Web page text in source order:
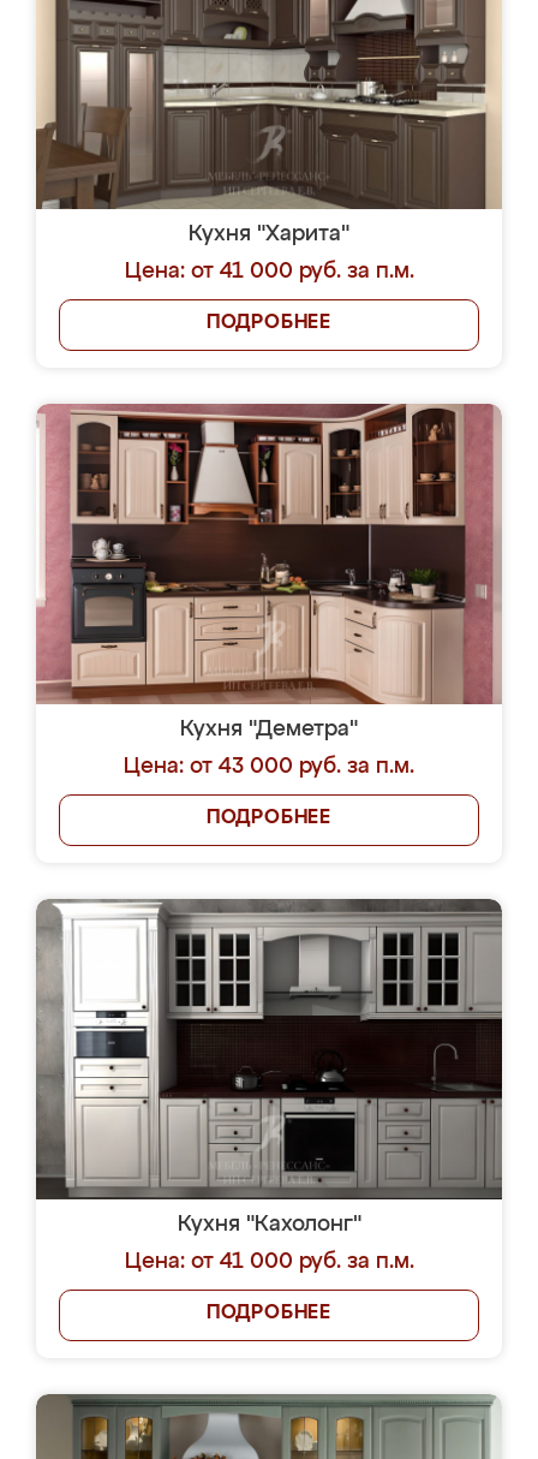
Кухня "Харита"
Цена: от 41 000 руб. за п.м.
ПОДРОБНЕЕ
Кухня "Деметра"
Цена: от 43 000 руб. за п.м.
ПОДРОБНЕЕ
Кухня "Кахолонг"
Цена: от 41 000 руб. за п.м.
ПОДРОБНЕЕ